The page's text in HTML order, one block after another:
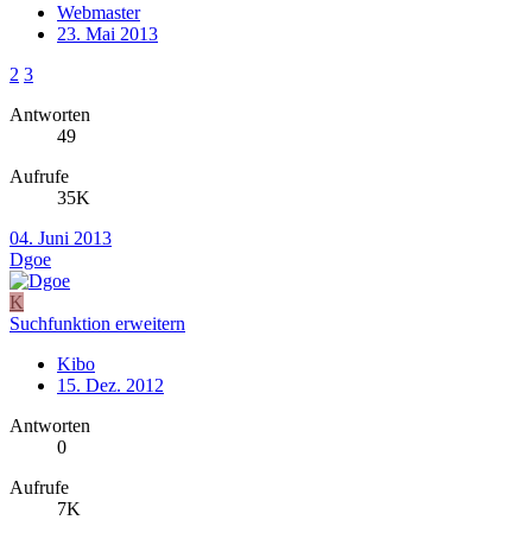
Webmaster
23. Mai 2013
2 3
Antworten
49
Aufrufe
35K
04. Juni 2013
Dgoe
K
Suchfunktion erweitern
Kibo
15. Dez. 2012
Antworten
0
Aufrufe
7K